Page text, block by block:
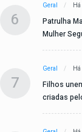
6
Geral
Patrulha
Mulher
7
Geral
Filhos
criadas